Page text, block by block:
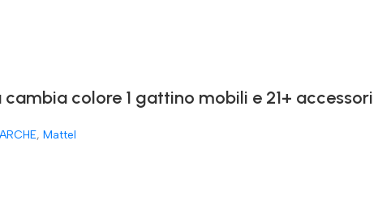
colore 1 gattino mobili e 21+ accessori
, Mattel